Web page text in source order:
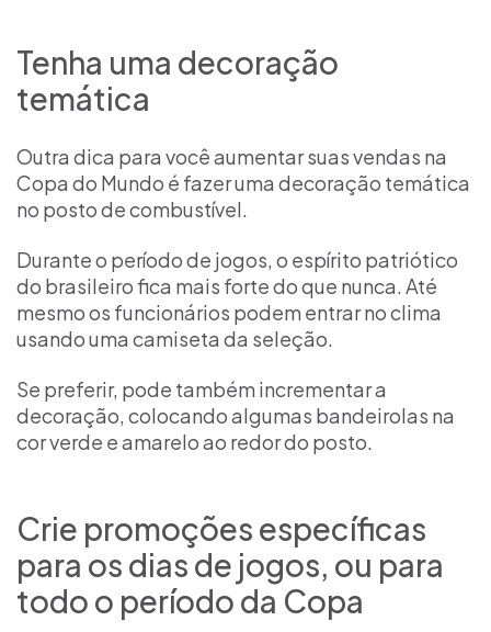
Tenha uma decoração
temática
Outra dica para você aumentar suas vendas na
Copa do Mundo é fazer uma decoração temática
no posto de combustível.
Durante o período de jogos, o espírito patriótico
do brasileiro fica mais forte do que nunca. Até
mesmo os funcionários podem entrar no clima
usando uma camiseta da seleção.
Se preferir, pode também incrementar a
decoração, colocando algumas bandeirolas na
cor verde e amarelo ao redor do posto.
Crie promoções específicas
para os dias de jogos, ou para
todo o período da Copa